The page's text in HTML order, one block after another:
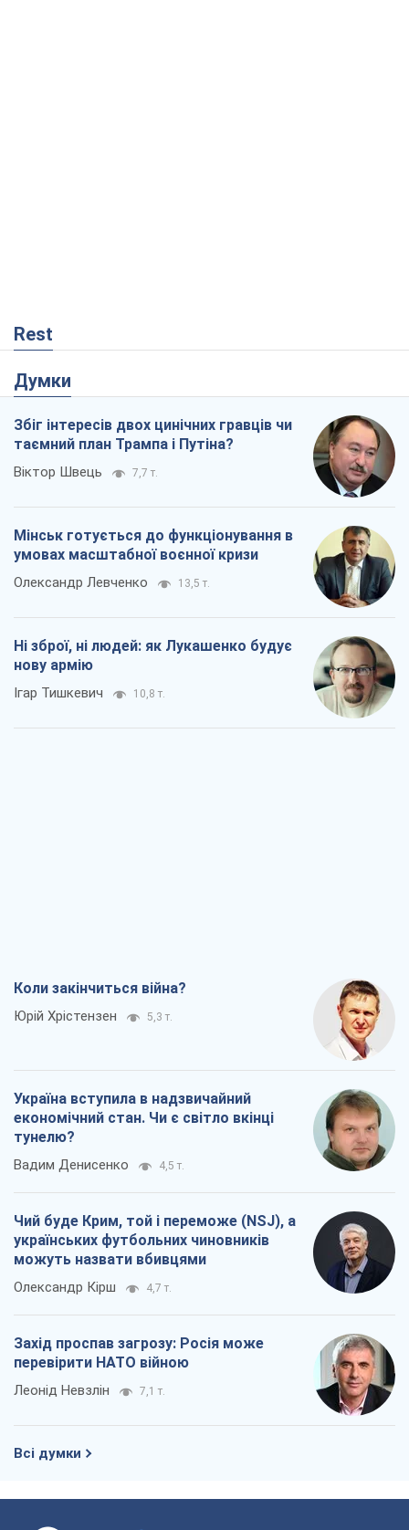
Rest
Думки
Збіг інтересів двох цинічних гравців чи
таємний план Трампа і Путіна?
Віктор Швець 7,7 т.
Мінськ готується до функціонування в
умовах масштабної воєнної кризи
Олександр Левченко 13,5 т.
Ні зброї, ні людей: як Лукашенко будує
нову армію
Ігар Тишкевич 10,8 т.
Коли закінчиться війна?
Юрій Хрістензен 5,3 т.
Україна вступила в надзвичайний
економічний стан. Чи є світло вкінці
тунелю?
Вадим Денисенко 4,5 т.
Чий буде Крим, той і переможе (NSJ), а
українських футбольних чиновників
можуть назвати вбивцями
Олександр Кірш 4,7 т.
Захід проспав загрозу: Росія може
перевірити НАТО війною
Леонід Невзлін 7,1 т.
Всі думки